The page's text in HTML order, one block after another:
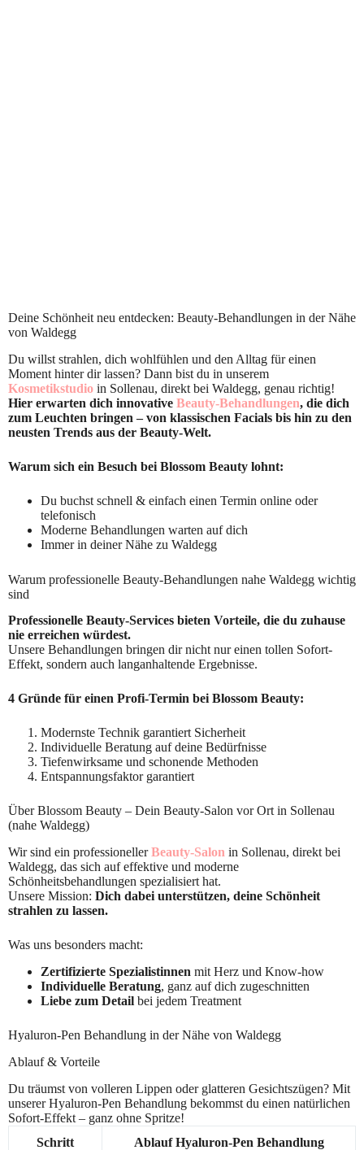
Deine Schönheit neu entdecken: Beauty-Behandlungen in der Nähe
von Waldegg
Du willst strahlen, dich wohlfühlen und den Alltag für einen
Moment hinter dir lassen? Dann bist du in unserem
Kosmetikstudio in Sollenau, direkt bei Waldegg, genau richtig!
Hier erwarten dich innovative Beauty-Behandlungen, die dich
zum Leuchten bringen – von klassischen Facials bis hin zu den
neusten Trends aus der Beauty-Welt.
Warum sich ein Besuch bei Blossom Beauty lohnt:
Du buchst schnell & einfach einen Termin online oder
telefonisch
Moderne Behandlungen warten auf dich
Immer in deiner Nähe zu Waldegg
Warum professionelle Beauty-Behandlungen nahe Waldegg wichtig
sind
Professionelle Beauty-Services bieten Vorteile, die du zuhause
nie erreichen würdest.
Unsere Behandlungen bringen dir nicht nur einen tollen Sofort-
Effekt, sondern auch langanhaltende Ergebnisse.
4 Gründe für einen Profi-Termin bei Blossom Beauty:
Modernste Technik garantiert Sicherheit
Individuelle Beratung auf deine Bedürfnisse
Tiefenwirksame und schonende Methoden
Entspannungsfaktor garantiert
Über Blossom Beauty – Dein Beauty-Salon vor Ort in Sollenau
(nahe Waldegg)
Wir sind ein professionellerBeauty-Salon in Sollenau, direkt bei
Waldegg, das sich auf effektive und moderne
Schönheitsbehandlungen spezialisiert hat.
Unsere Mission: Dich dabei unterstützen, deine Schönheit
strahlen zu lassen.
Was uns besonders macht:
Zertifizierte Spezialistinnen mit Herz und Know-how
Individuelle Beratung, ganz auf dich zugeschnitten
Liebe zum Detail bei jedem Treatment
Hyaluron-Pen Behandlung in der Nähe von Waldegg
Ablauf & Vorteile
Du träumst von volleren Lippen oder glatteren Gesichtszügen? Mit
unserer Hyaluron-Pen Behandlung bekommst du einen natürlichen
Sofort-Effekt – ganz ohne Spritze!
Schritt
Ablauf Hyaluron-Pen Behandlung